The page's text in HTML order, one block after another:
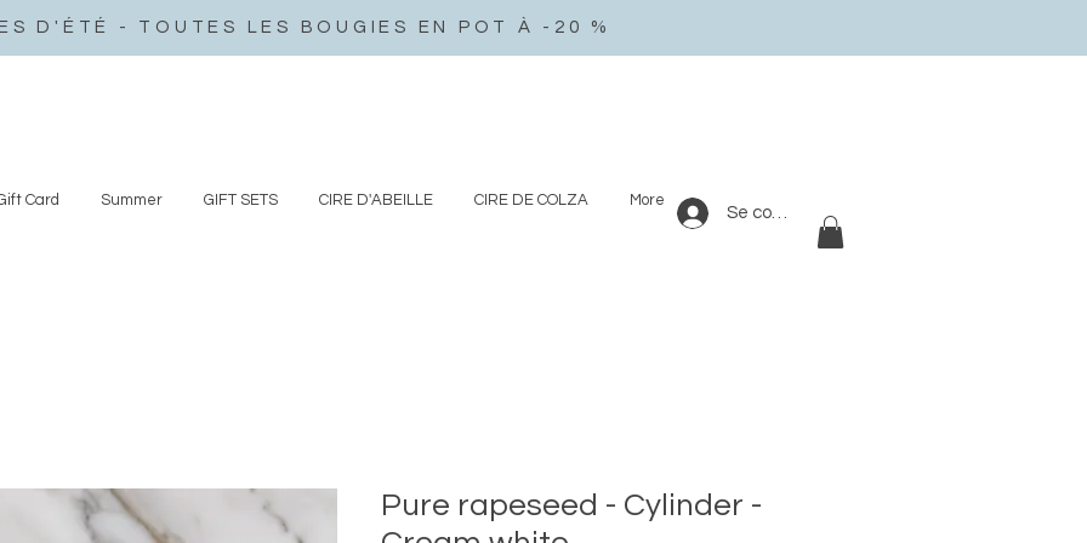
D'ÉTÉ - TOUTES LES BOUGIES EN POT À -20 %
Se connecter
Card Summer GIFT SETS CIRE D'ABEILLE CIRE DE COLZA More
Pure rapeseed - Cylinder -